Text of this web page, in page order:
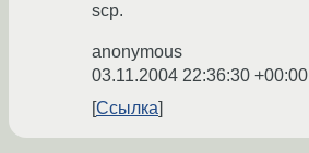
scp.
anonymous
03.11.2004 22:36:30 +00:00
Ссылка